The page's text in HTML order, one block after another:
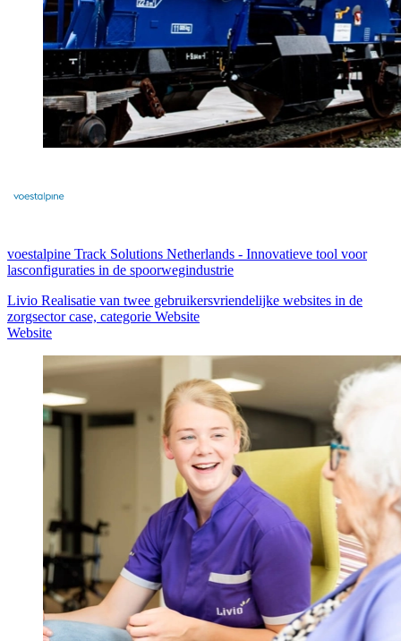
voestalpine Track Solutions Netherlands - Innovatieve tool voor
lasconfiguraties in de spoorwegindustrie
Livio Realisatie van twee gebruikersvriendelijke websites in de
zorgsector case, categorie Website
Website